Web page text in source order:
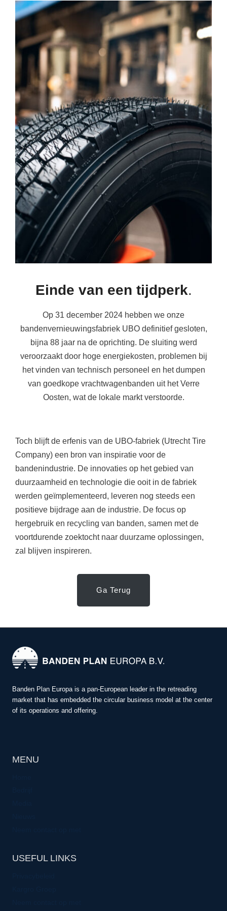
Einde van een tijdperk.
Op 31 december 2024 hebben we onze
bandenvernieuwingsfabriek UBO definitief gesloten,
bijna 88 jaar na de oprichting. De sluiting werd
veroorzaakt door hoge energiekosten, problemen bij
het vinden van technisch personeel en het dumpen
van goedkope vrachtwagenbanden uit het Verre
Oosten, wat de lokale markt verstoorde.
Toch blijft de erfenis van de UBO-fabriek (Utrecht Tire
Company) een bron van inspiratie voor de
bandenindustrie. De innovaties op het gebied van
duurzaamheid en technologie die ooit in de fabriek
werden geïmplementeerd, leveren nog steeds een
positieve bijdrage aan de industrie. De focus op
hergebruik en recycling van banden, samen met de
voortdurende zoektocht naar duurzame oplossingen,
zal blijven inspireren.
Ga Terug
Banden Plan Europa is a pan-European leader in the retreading
market that has embedded the circular business model at the center
of its operations and offering.
MENU
USEFUL LINKS